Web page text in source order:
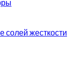
солей жесткости